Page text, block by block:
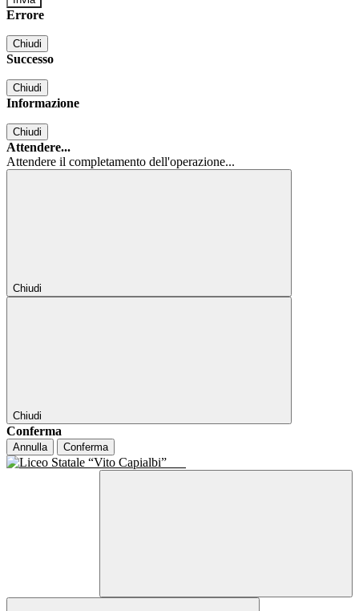
Errore
Chiudi
Successo
Chiudi
Informazione
Chiudi
Attendere...
Attendere il completamento dell'operazione...
Chiudi
Chiudi
Conferma
Annulla Conferma